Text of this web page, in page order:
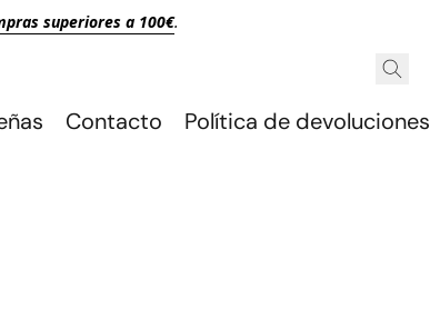
superiores a 100€.
Contacto Política de devoluciones